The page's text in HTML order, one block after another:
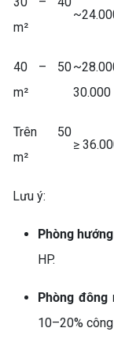
m²
40 – 50
m²
30.000
Trên 50
m²
≥
Lưu ý:
Phòng
HP.
Phòng
10–20%